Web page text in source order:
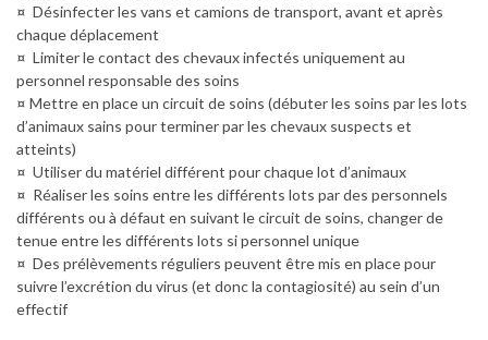
¤ Désinfecter les vans et camions de transport, avant et après
chaque déplacement
¤ Limiter le contact des chevaux infectés uniquement au
personnel responsable des soins
¤ Mettre en place un circuit de soins (débuter les soins par les lots
d’animaux sains pour terminer par les chevaux suspects et
atteints)
¤ Utiliser du matériel différent pour chaque lot d’animaux
¤ Réaliser les soins entre les différents lots par des personnels
différents ou à défaut en suivant le circuit de soins, changer de
tenue entre les différents lots si personnel unique
¤ Des prélèvements réguliers peuvent être mis en place pour
suivre l’excrétion du virus (et donc la contagiosité) au sein d’un
effectif